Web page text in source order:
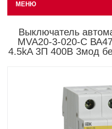
МЕНЮ
Выключатель
MVA20-3-020-C
4.5kA 3П 400В 3мод